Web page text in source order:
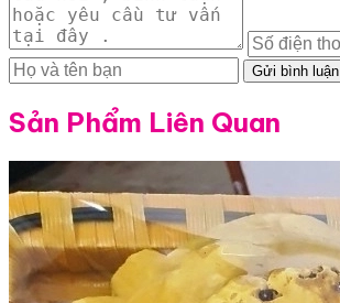
Gửi bình luận
Sản Phẩm Liên Quan